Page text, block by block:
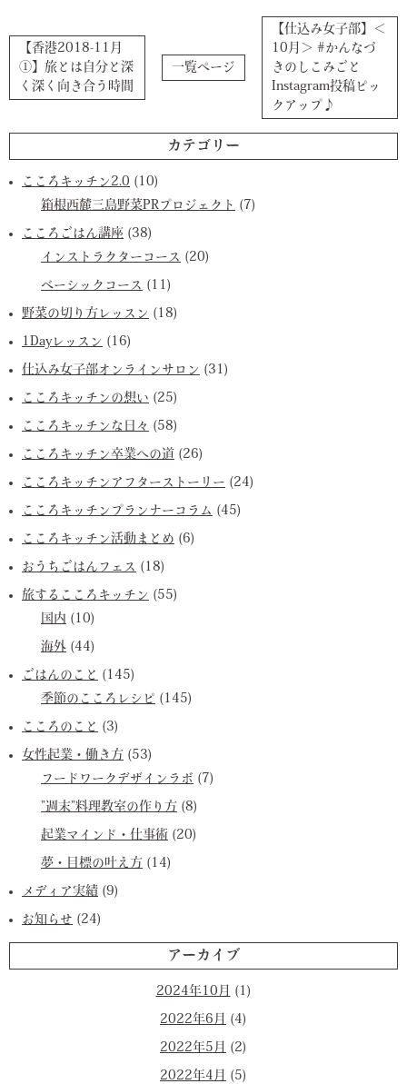
【香港2018-11月
①】旅とは自分と深
く深く向き合う時間
一覧ページ
【仕込み女子部】＜
10月＞ #かんなづ
きのしこみごと
Instagram投稿ピッ
クアップ♪
カテゴリー
こころキッチン2.0 (10)
箱根西麓三島野菜PRプロジェクト (7)
こころごはん講座 (38)
インストラクターコース (20)
ベーシックコース (11)
野菜の切り方レッスン (18)
1Dayレッスン (16)
仕込み女子部オンラインサロン (31)
こころキッチンの想い (25)
こころキッチンな日々 (58)
こころキッチン卒業への道 (26)
こころキッチンアフターストーリー (24)
こころキッチンプランナーコラム (45)
こころキッチン活動まとめ (6)
おうちごはんフェス (18)
旅するこころキッチン (55)
国内 (10)
海外 (44)
ごはんのこと (145)
季節のこころレシピ (145)
こころのこと (3)
女性起業・働き方 (53)
フードワークデザインラボ (7)
”週末”料理教室の作り方 (8)
起業マインド・仕事術 (20)
夢・目標の叶え方 (14)
メディア実績 (9)
お知らせ (24)
アーカイブ
2024年10月 (1)
2022年6月 (4)
2022年5月 (2)
2022年4月 (5)